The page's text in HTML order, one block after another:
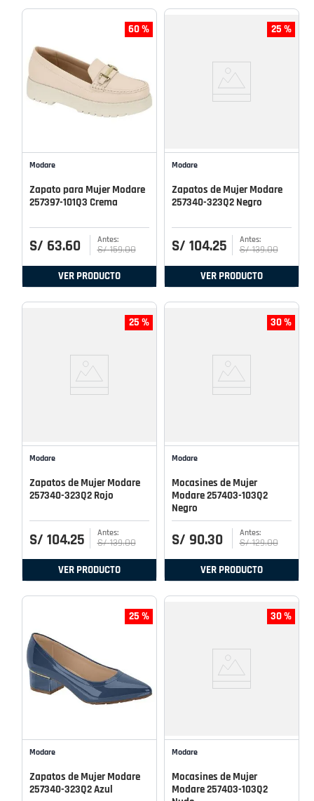
60 %
Modare
Zapato para Mujer Modare
257397-101Q3 Crema
S/ 63.60 S/ 159.00
VER PRODUCTO
25 %
Modare
Zapatos de Mujer Modare
257340-323Q2 Negro
S/ 104.25 S/ 139.00
VER PRODUCTO
25 %
Modare
Zapatos de Mujer Modare
257340-323Q2 Rojo
S/ 104.25 S/ 139.00
VER PRODUCTO
30 %
Modare
Mocasines de Mujer
Modare 257403-103Q2
Negro
S/ 90.30 S/ 129.00
VER PRODUCTO
25 %
Modare
Zapatos de Mujer Modare
257340-323Q2 Azul
30 %
Modare
Mocasines de Mujer
Modare 257403-103Q2